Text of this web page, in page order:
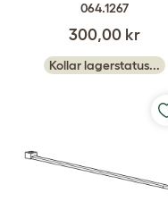
064.1267
300,00 kr
Kollar lagerstatus...